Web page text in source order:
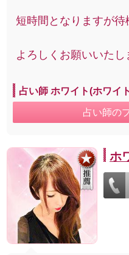
短時間となりますが待
よろしくお願いいたし
占い師 ホワイト(ホワイ
占い師の
ホ